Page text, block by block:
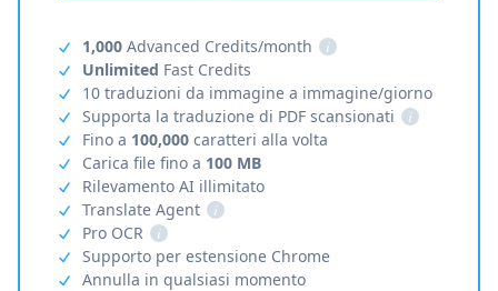
1,000 Advanced Credits/month
i
Unlimited Fast Credits
10 traduzioni da immagine a immagine/giorno
Supporta la traduzione di PDF scansionati
i
Fino a 100,000 caratteri alla volta
Carica file fino a 100 MB
Rilevamento AI illimitato
Translate Agent
i
Pro OCR
i
Supporto per estensione Chrome
Annulla in qualsiasi momento